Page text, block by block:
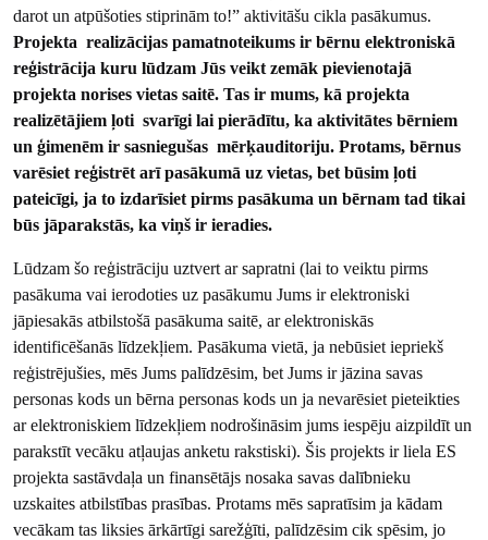
darot un atpūšoties stiprinām to!” aktivitāšu cikla pasākumus.
Projekta realizācijas pamatnoteikums ir bērnu elektroniskā
reģistrācija kuru lūdzam Jūs veikt zemāk pievienotajā
projekta norises vietas saitē. Tas ir mums, kā projekta
realizētājiem ļoti svarīgi lai pierādītu, ka aktivitātes bērniem
un ģimenēm ir sasniegušas mērķauditoriju. Protams, bērnus
varēsiet reģistrēt arī pasākumā uz vietas, bet būsim ļoti
pateicīgi, ja to izdarīsiet pirms pasākuma un bērnam tad tikai
būs jāparakstās, ka viņš ir ieradies.
Lūdzam šo reģistrāciju uztvert ar sapratni (lai to veiktu pirms
pasākuma vai ierodoties uz pasākumu Jums ir elektroniski
jāpiesakās atbilstošā pasākuma saitē, ar elektroniskās
identificēšanās līdzekļiem. Pasākuma vietā, ja nebūsiet iepriekš
reģistrējušies, mēs Jums palīdzēsim, bet Jums ir jāzina savas
personas kods un bērna personas kods un ja nevarēsiet pieteikties
ar elektroniskiem līdzekļiem nodrošināsim jums iespēju aizpildīt un
parakstīt vecāku atļaujas anketu rakstiski). Šis projekts ir liela ES
projekta sastāvdaļa un finansētājs nosaka savas dalībnieku
uzskaites atbilstības prasības. Protams mēs sapratīsim ja kādam
vecākam tas liksies ārkārtīgi sarežģīti, palīdzēsim cik spēsim, jo